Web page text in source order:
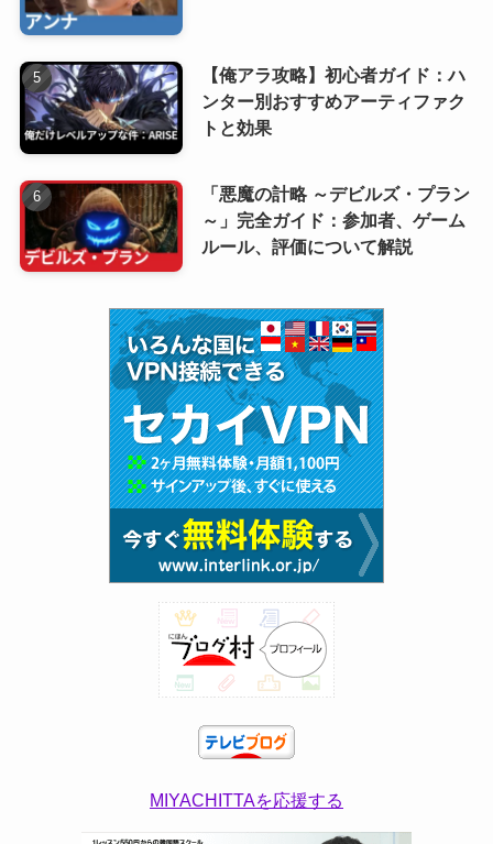
【俺アラ攻略】初心者ガイド：ハ
ンター別おすすめアーティファク
トと効果
「悪魔の計略 ～デビルズ・プラン
～」完全ガイド：参加者、ゲーム
ルール、評価について解説
MIYACHITTAを応援する